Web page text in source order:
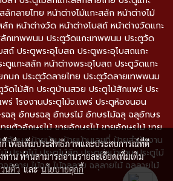
ลักลายไทย หน้าต่างไม้แกะสลัก หน้าต่างไม้
ก หน้าต่างวัด หน้าต่างโบสถ์ หน้าต่างวัดแกะ
กเทพพนม ประตูวัดแกะเทพพนม ประตูวัด
ถ์ ประตูพระอุโบสถ ประตูพระอุโบสถแกะ
ตูแกะสลัก หน้าต่างพระอุโบสถ ประตูวัดแกะ
นก ประตูวัดลายไทย ประตูวัดลายเทพพนม
ดไม้สัก ประตูบ้านสวย ประตูไม้สักแพร่ ประ
ร่ โรงงานประตูไม้จ.แพร่ ประตูห้องนอน
ฉลุ อักษรฉลุ อักษรไม้ อักษรไม้ฉลุ ฉลุอักษร
ยตัวอักษรไม้ ขายอักษรไม้ ขายอักษรไม้ ขาย
อักษร ป้ายบ้าน ป้ายบ้านเลขที่ ป้ายสำนักงาน
ประตูไม้ ประตูไม้สัก ประตูคู่หน้าบ้าน ประตูไม้
ลุลาย ไม้ฉลุ ไม้ฉลุลาย ฉลุลายไม้ ฉลุลายไม้
กี้ เพื่อเพิ่มประสิทธิภาพและประสบการณ์ที่ดี
ท่าน ท่านสามารถอ่านรายละเอียดเพิ่มเติม
นตัว และนโยบายคุกกี้